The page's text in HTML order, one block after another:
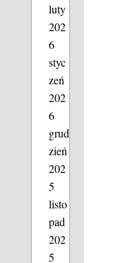
luty
202
6
styc
zeń
202
6
grud
zień
202
5
listo
pad
202
5